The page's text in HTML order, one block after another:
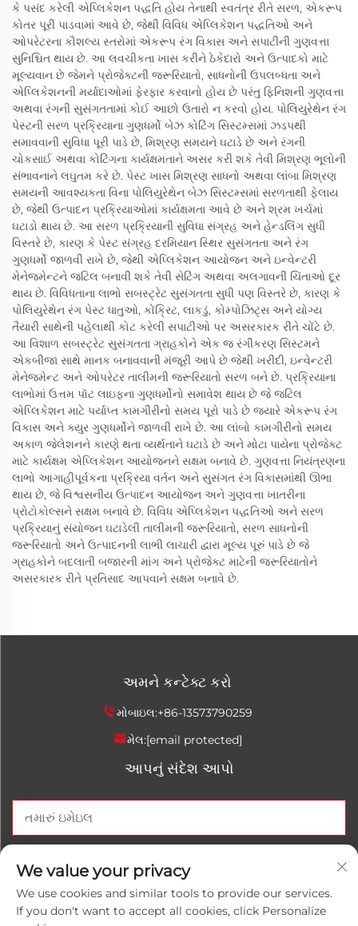
કે પસંદ કરેલી એપ્લિકેશન પદ્ધતિ હોય તેનાથી સ્વતંત્ર રીતે સરળ, એકરૂપ
કોતર પૂરી પાડવામાં આવે છે, જેથી વિવિધ એપ્લિકેશન પદ્ધતિઓ અને
ઓપરેટરના કૌશલ્ય સ્તરોમાં એકરૂપ રંગ વિકાસ અને સપાટીની ગુણવત્તા
સુનિશ્ચિત થાય છે. આ લવચીકતા ખાસ કરીને ઠેકેદારો અને ઉત્પાદકો માટે
મૂલ્યવાન છે જેમને પ્રોજેક્ટની જરૂરિયાતો, સાધનોની ઉપલબ્ધતા અને
એપ્લિકેશનની મર્યાદાઓમાં ફેરફાર કરવાનો હોય છે પરંતુ ફિનિશની ગુણવત્તા
અથવા રંગની સુસંગતતામાં કોઈ આછો ઉતારો ન કરવો હોય. પોલિયુરેથેન રંગ
પેસ્ટની સરળ પ્રક્રિયાના ગુણધર્મો બેઝ કોટિંગ સિસ્ટમ્સમાં ઝડપથી
સમાવવાની સુવિધા પૂરી પાડે છે, મિશ્રણ સમયને ઘટાડે છે અને રંગની
ચોકસાઈ અથવા કોટિંગના કાર્યક્ષમતાને અસર કરી શકે તેવી મિશ્રણ ભૂલોની
સંભાવનાને લઘુતમ કરે છે. પેસ્ટ ખાસ મિશ્રણ સાધનો અથવા લાંબા મિશ્રણ
સમયની આવશ્યકતા વિના પોલિયુરેથેન બેઝ સિસ્ટમ્સમાં સરળતાથી ફેલાય
છે, જેથી ઉત્પાદન પ્રક્રિયાઓમાં કાર્યક્ષમતા આવે છે અને શ્રમ ખર્ચમાં
ઘટાડો થાય છે. આ સરળ પ્રક્રિયાની સુવિધા સંગ્રહ અને હેન્ડલિંગ સુધી
વિસ્તરે છે, કારણ કે પેસ્ટ સંગ્રહ દરમિયાન સ્થિર સુસંગતતા અને રંગ
ગુણધર્મો જાળવી રાખે છે, જેથી એપ્લિકેશન આયોજન અને ઇન્વેન્ટરી
મેનેજમેન્ટને જટિલ બનાવી શકે તેવી સેટિંગ અથવા અલગાવની ચિંતાઓ દૂર
થાય છે. વિવિધતાના લાભો સબસ્ટ્રેટ સુસંગતતા સુધી પણ વિસ્તરે છે, કારણ કે
પોલિયુરેથેન રંગ પેસ્ટ ધાતુઓ, કોંક્રિટ, લાકડું, કોમ્પોઝિટ્સ અને યોગ્ય
તૈયારી સાથેની પહેલાથી કોટ કરેલી સપાટીઓ પર અસરકારક રીતે ચોંટે છે.
આ વિશાળ સબસ્ટ્રેટ સુસંગતતા ગ્રાહકોને એક જ રંગીકરણ સિસ્ટમને
એકબીજા સાથે માનક બનાવવાની મંજૂરી આપે છે જેથી ખરીદી, ઇન્વેન્ટરી
મેનેજમેન્ટ અને ઓપરેટર તાલીમની જરૂરિયાતો સરળ બને છે. પ્રક્રિયાના
લાભોમાં ઉત્તમ પૉટ લાઇફના ગુણધર્મોનો સમાવેશ થાય છે જે જટિલ
એપ્લિકેશન માટે પર્યાપ્ત કામગીરીનો સમય પૂરો પાડે છે જ્યારે એકરૂપ રંગ
વિકાસ અને ક્યુર ગુણધર્મોને જાળવી રાખે છે. આ લાંબો કામગીરીનો સમય
અકાળ જેલેશનને કારણે થતા વ્યર્થતાને ઘટાડે છે અને મોટા પાયેના પ્રોજેક્ટ
માટે કાર્યક્ષમ એપ્લિકેશન આયોજનને સક્ષમ બનાવે છે. ગુણવત્તા નિયંત્રણના
લાભો આગાહીપૂર્વકના પ્રક્રિયા વર્તન અને સુસંગત રંગ વિકાસમાંથી ઊભા
થાય છે, જે વિશ્વસનીય ઉત્પાદન આયોજન અને ગુણવત્તા ખાતરીના
પ્રોટોકોલ્સને સક્ષમ બનાવે છે. વિવિધ એપ્લિકેશન પદ્ધતિઓ અને સરળ
પ્રક્રિયાનું સંયોજન ઘટાડેલી તાલીમની જરૂરિયાતો, સરળ સાધનોની
જરૂરિયાતો અને ઉત્પાદનની લાભી લાચારી દ્વારા મૂલ્ય પૂરું પાડે છે જે
ગ્રાહકોને બદલાતી બજારની માંગ અને પ્રોજેક્ટ માટેની જરૂરિયાતોને
અસરકારક રીતે પ્રતિસાદ આપવાને સક્ષમ બનાવે છે.
અમને કન્ટેક્ટ કરો
મોબાઇલ:+86-13573790259
મેલ:[email protected]
આપનું સંદેશ આપો
હવે મોકલો
We value your privacy
We use cookies and similar tools to provide our services.
If you don't want to accept all cookies, click Personalize